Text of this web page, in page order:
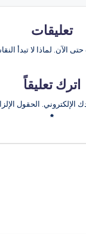
تعليقات
حتى الآن. لماذا لا تبدأ
اترك تعليقاً
الإلكتروني. الحقول
*